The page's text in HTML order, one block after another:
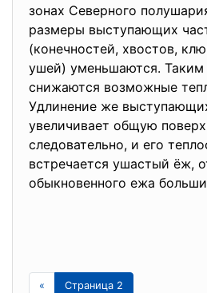
зонах Северного
размеры выступающих
(конечностей, хвостов,
ушей) уменьшаются. Таким
снижаются возможные
Удлинение же
увеличивает общую
следовательно, и его
встречается ушастый ёж,
обыкновенного ежа
« Страница 2